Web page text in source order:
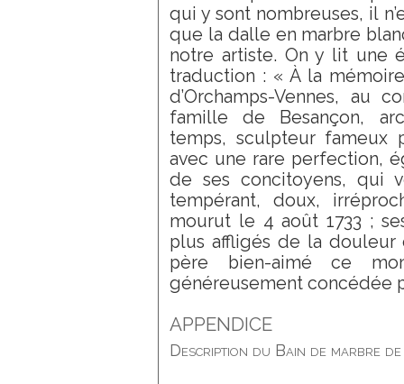
qui y sont nombreuses, il
que la dalle en marbre
notre artiste. On y lit une
traduction : « À la
d’Orchamps-Vennes, au
famille de Besançon,
temps, sculpteur fameux
avec une rare perfection,
de ses concitoyens, qui
tempérant, doux,
mourut le 4 août 1733 ;
plus affligés de la
père bien-aimé ce
généreusement concédée
APPENDICE
Description du Bain de marbre